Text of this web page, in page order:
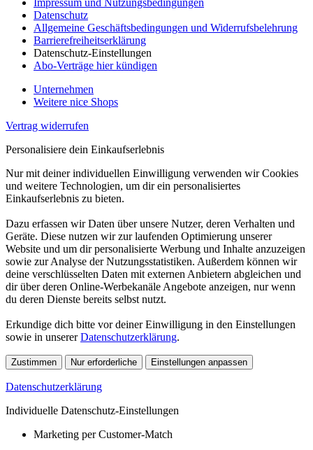
Datenschutz
Allgemeine Geschäftsbedingungen und Widerrufsbelehrung
Barrierefreiheitserklärung
Datenschutz-Einstellungen
Abo-Verträge hier kündigen
Unternehmen
Weitere nice Shops
Vertrag widerrufen
Personalisiere dein Einkaufserlebnis
Nur mit deiner individuellen Einwilligung verwenden wir Cookies
und weitere Technologien, um dir ein personalisiertes
Einkaufserlebnis zu bieten.
Dazu erfassen wir Daten über unsere Nutzer, deren Verhalten und
Geräte. Diese nutzen wir zur laufenden Optimierung unserer
Website und um dir personalisierte Werbung und Inhalte anzuzeigen
sowie zur Analyse der Nutzungsstatistiken. Außerdem können wir
deine verschlüsselten Daten mit externen Anbietern abgleichen und
dir über deren Online-Werbekanäle Angebote anzeigen, nur wenn
du deren Dienste bereits selbst nutzt.
Erkundige dich bitte vor deiner Einwilligung in den Einstellungen
sowie in unsererDatenschutzerklärung.
Zustimmen Nur erforderliche Einstellungen anpassen
Datenschutzerklärung
Individuelle Datenschutz-Einstellungen
Marketing per Customer-Match